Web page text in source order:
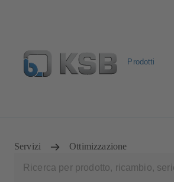
Prodotti
Servizi Ottimizzazione
della